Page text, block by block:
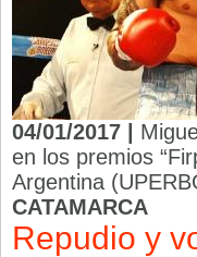
04/01/2017 |
en los premios
Argentina
CATAMARCA
Repudio y